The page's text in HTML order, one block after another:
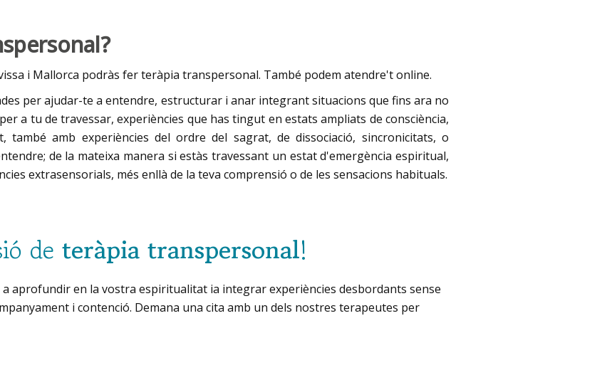
i Mallorca podràs fer teràpia transpersonal. També podem atendre't online.
per ajudar-te a entendre, estructurar i anar integrant situacions que fins ara no
a tu de travessar, experiències que has tingut en estats ampliats de consciència,
amb experiències del ordre del sagrat, de dissociació, sincronicitats, o
de la mateixa manera si estàs travessant un estat d'emergència espiritual,
extrasensorials, més enllà de la teva comprensió o de les sensacions habituals.
de teràpia transpersonal!
aprofundir en la vostra espiritualitat ia integrar experiències desbordants sense
i contenció. Demana una cita amb un dels nostres terapeutes per